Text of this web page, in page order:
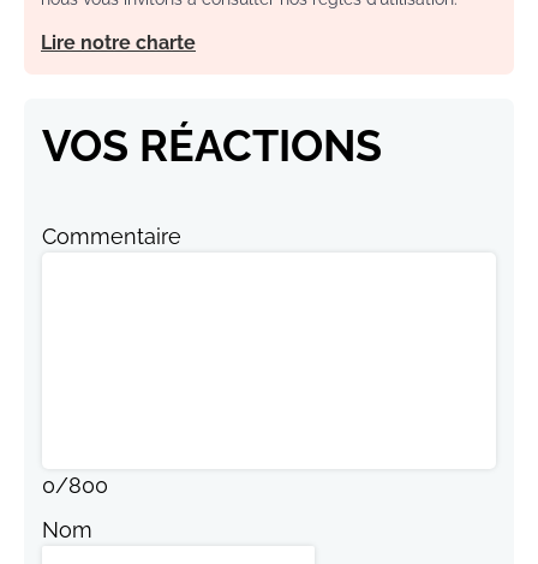
Lire notre charte
VOS RÉACTIONS
Commentaire
0/800
Nom